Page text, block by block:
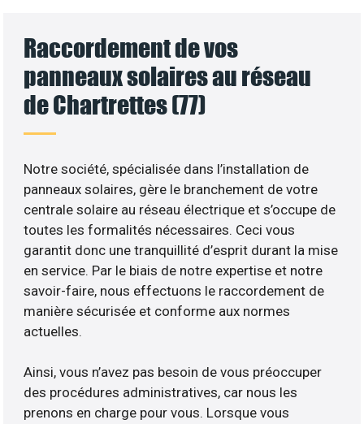
Raccordement de vos
panneaux solaires au réseau
de Chartrettes (77)
Notre société, spécialisée dans l’installation de
panneaux solaires, gère le branchement de votre
centrale solaire au réseau électrique et s’occupe de
toutes les formalités nécessaires. Ceci vous
garantit donc une tranquillité d’esprit durant la mise
en service. Par le biais de notre expertise et notre
savoir-faire, nous effectuons le raccordement de
manière sécurisée et conforme aux normes
actuelles.
Ainsi, vous n’avez pas besoin de vous préoccuper
des procédures administratives, car nous les
prenons en charge pour vous. Lorsque vous